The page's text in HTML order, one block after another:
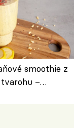
smoothie z
–